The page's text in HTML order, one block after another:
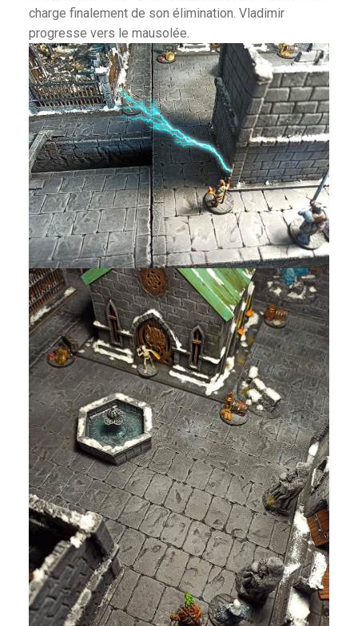
charge finalement de son élimination. Vladimir
progresse vers le mausolée.